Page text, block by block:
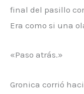
final del pasillo
Era como si una
«Paso atrás.»
Gronica corrió